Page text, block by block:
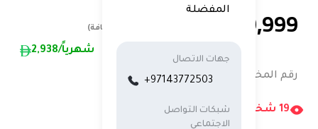
المفضلة
جهات الاتصال
+97143772503
شبكات التواصل
الاجتماعي
149,999 (شامل ضريبة القيمة المضافة)
2,938 /شهرياً
رقم المخزون: 13173AC
19 شخص يشاهدون الآن